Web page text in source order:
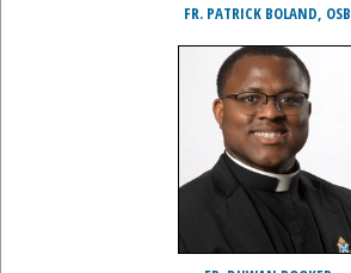
FR. PATRICK BOLAND, OSB